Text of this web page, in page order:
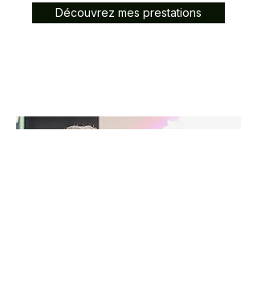
Découvrez mes prestations